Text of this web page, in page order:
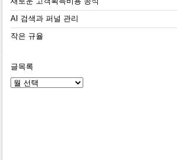
AI 검색과 퍼널 관리
작은 규율
글목록
글